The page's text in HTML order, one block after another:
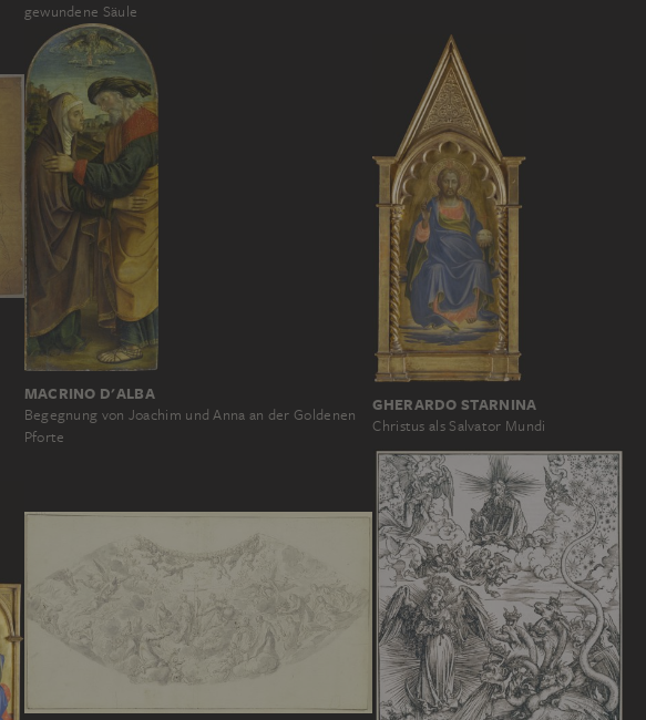
gewundene Säule
MACRINO D'ALBA
Begegnung von Joachim und Anna an der Goldenen
Pforte
GHERARDO STARNINA
Christus als Salvator Mundi